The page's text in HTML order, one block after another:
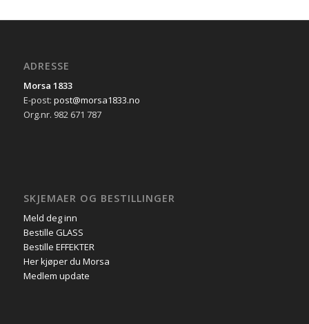
ADRESSE
Morsa 1833
E-post: post@morsa1833.no
Org.nr. 982 671 787
SKJEMAER OG BESTILLINGER
Meld deg inn
Bestille GLASS
Bestille EFFEKTER
Her kjøper du Morsa
Medlem update